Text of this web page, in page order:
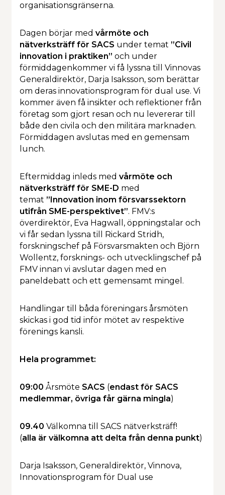
organisationsgränserna.
Dagen börjar med vårmöte och
nätverksträff för SACS under temat ”Civil
innovation i praktiken” och under
förmiddagenkommer vi få lyssna till Vinnovas
Generaldirektör, Darja Isaksson, som berättar
om deras innovationsprogram för dual use. Vi
kommer även få insikter och reflektioner från
företag som gjort resan och nu levererar till
både den civila och den militära marknaden.
Förmiddagen avslutas med en gemensam
lunch.
Eftermiddag inleds med vårmöte och
nätverksträff för SME-D med
temat ”Innovation inom försvarssektorn
utifrån SME-perspektivet”. FMV:s
överdirektör, Eva Hagwall, öppningstalar och
vi får sedan lyssna till Rickard Stridh,
forskningschef på Försvarsmakten och Björn
Wollentz, forsknings- och utvecklingschef på
FMV innan vi avslutar dagen med en
paneldebatt och ett gemensamt mingel.
Handlingar till båda föreningars årsmöten
skickas i god tid inför mötet av respektive
förenings kansli.
Hela programmet:
09:00 Årsmöte SACS (endast för SACS
medlemmar, övriga får gärna mingla)
09.40 Välkomna till SACS nätverksträff!
(alla är välkomna att delta från denna punkt)
Darja Isaksson, Generaldirektör, Vinnova,
Innovationsprogram för Dual use